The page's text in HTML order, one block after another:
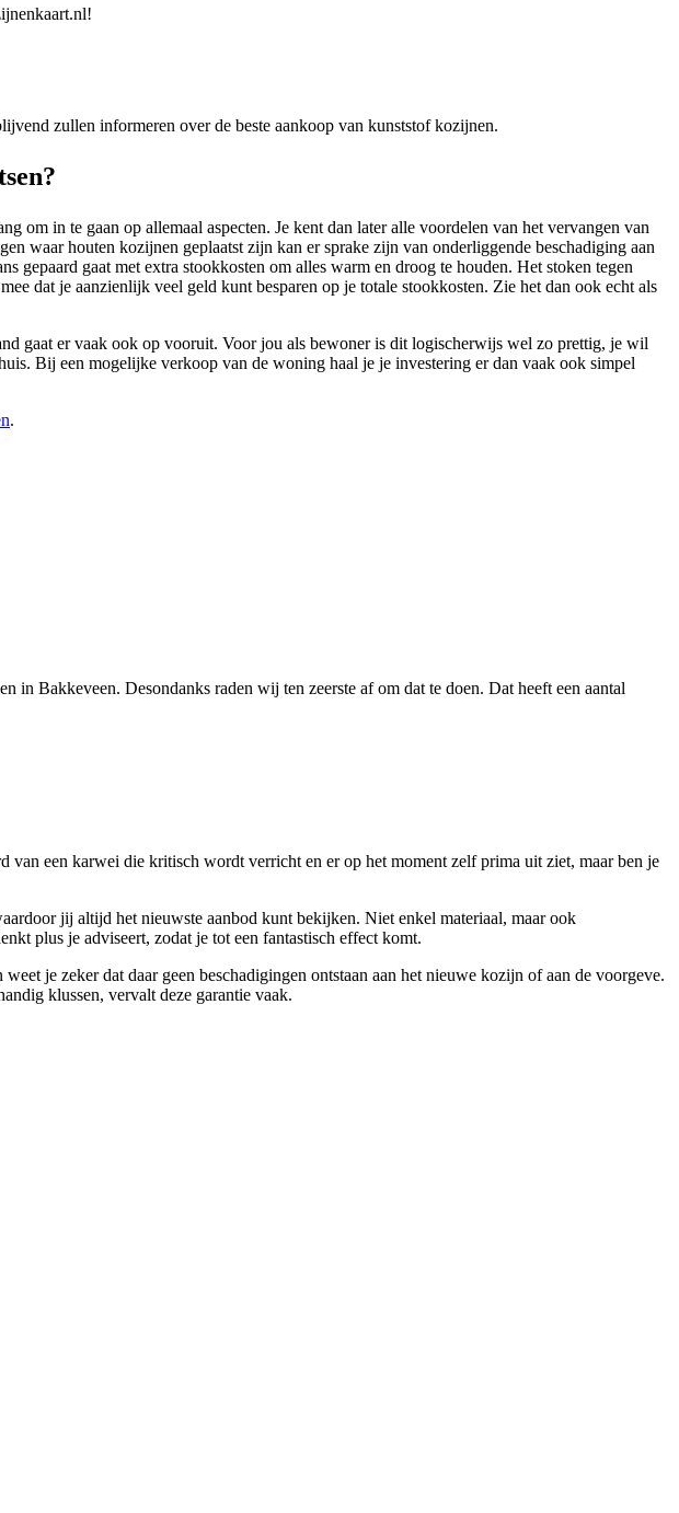
zullen informeren over de beste aankoop van kunststof kozijnen.
om in te gaan op allemaal aspecten. Je kent dan later alle voordelen van het vervangen van
waar houten kozijnen geplaatst zijn kan er sprake zijn van onderliggende beschadiging aan
gepaard gaat met extra stookkosten om alles warm en droog te houden. Het stoken tegen
dat je aanzienlijk veel geld kunt besparen op je totale stookkosten. Zie het dan ook echt als
gaat er vaak ook op vooruit. Voor jou als bewoner is dit logischerwijs wel zo prettig, je wil
Bij een mogelijke verkoop van de woning haal je je investering er dan vaak ook simpel
.
Bakkeveen. Desondanks raden wij ten zeerste af om dat te doen. Dat heeft een aantal
een karwei die kritisch wordt verricht en er op het moment zelf prima uit ziet, maar ben je
jij altijd het nieuwste aanbod kunt bekijken. Niet enkel materiaal, maar ook
plus je adviseert, zodat je tot een fantastisch effect komt.
je zeker dat daar geen beschadigingen ontstaan aan het nieuwe kozijn of aan de voorgeve.
klussen, vervalt deze garantie vaak.